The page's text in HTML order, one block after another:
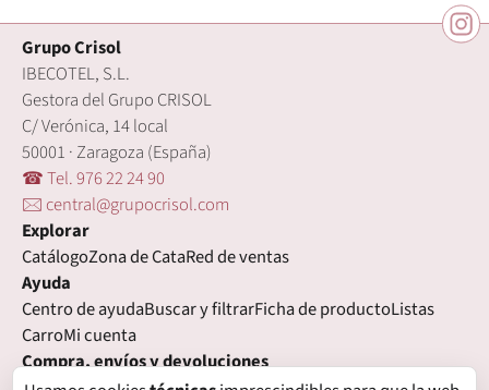
Grupo Crisol
IBECOTEL, S.L.
Gestora del Grupo CRISOL
C/ Verónica, 14 local
50001 · Zaragoza (España)
☎ Tel. 976 22 24 90
🖂 central@grupocrisol.com
Explorar
CatálogoZona de CataRed de ventas
Ayuda
Centro de ayudaBuscar y filtrarFicha de productoListas
CarroMi cuenta
Compra, envíos y devoluciones